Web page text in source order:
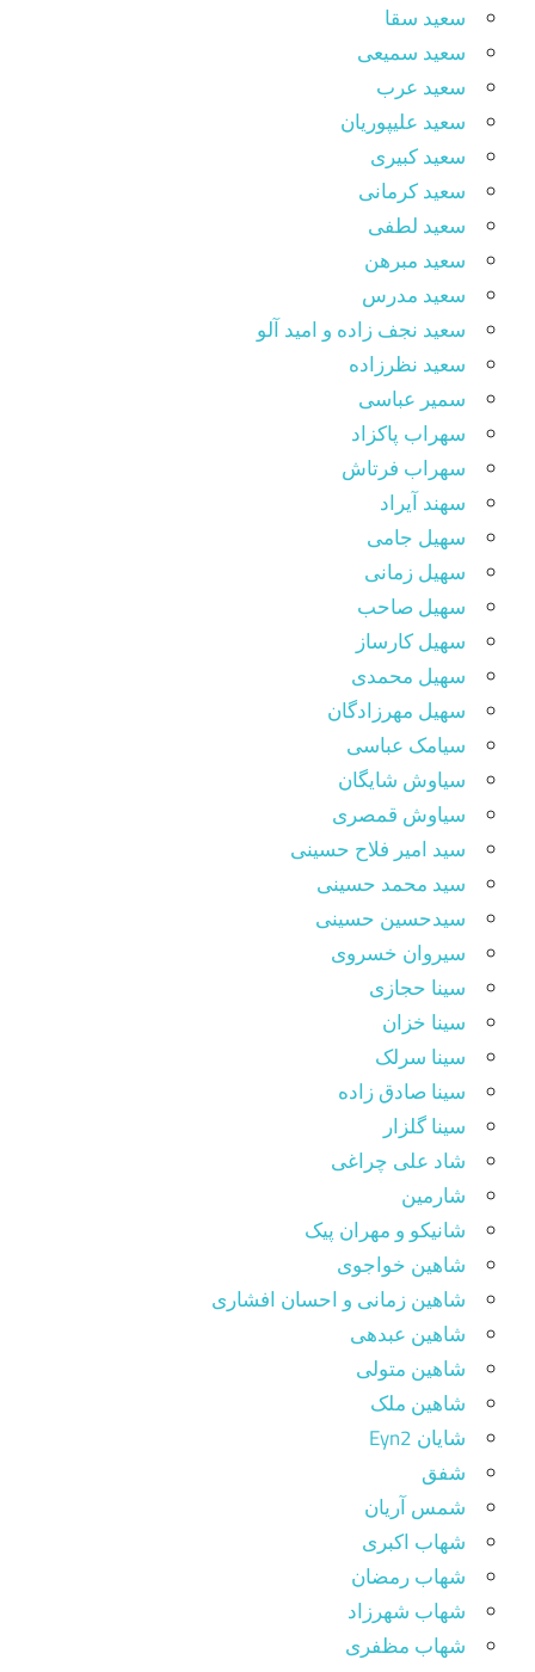
سعید سقا
سعید سمیعی
سعید عرب
سعید علیپوریان
سعید کبیری
سعید کرمانی
سعید لطفی
سعید مبرهن
سعید مدرس
سعید نجف زاده و امید آلو
سعید نظرزاده
سمیر عباسی
سهراب پاکزاد
سهراب فرتاش
سهند آیراد
سهیل جامی
سهیل زمانی
سهیل صاحب
سهیل کارساز
سهیل محمدی
سهیل مهرزادگان
سیامک عباسی
سیاوش شایگان
سیاوش قمصری
سید امیر فلاح حسینی
سید محمد حسینی
سیدحسین حسینی
سیروان خسروی
سینا حجازی
سینا خزان
سینا سرلک
سینا صادق زاده
سینا گلزار
شاد علی چراغی
شارمین
شانیکو و مهران پیک
شاهین خواجوی
شاهین زمانی و احسان افشاری
شاهین عبدهی
شاهین متولی
شاهین ملک
شایان Eyn2
شفق
شمس آریان
شهاب اکبری
شهاب رمضان
شهاب شهرزاد
شهاب مظفری